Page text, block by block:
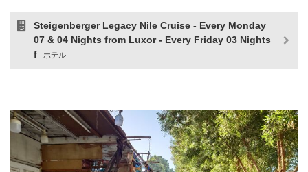
Steigenberger Legacy Nile Cruise - Every Monday
07 & 04 Nights from Luxor - Every Friday 03 Nights
f
ホテル